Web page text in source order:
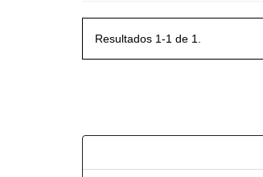
Resultados 1-1 de 1.